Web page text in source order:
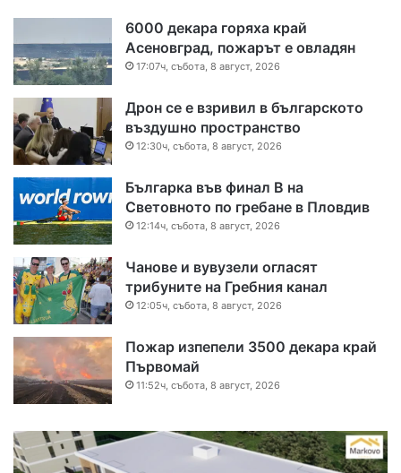
6000 декара горяха край
Асеновград, пожарът е овладян
17:07ч, събота, 8 август, 2026
Дрон се е взривил в българското
въздушно пространство
12:30ч, събота, 8 август, 2026
Българка във финал B на
Световното по гребане в Пловдив
12:14ч, събота, 8 август, 2026
Чанове и вувузели огласят
трибуните на Гребния канал
12:05ч, събота, 8 август, 2026
Пожар изпепели 3500 декара край
Първомай
11:52ч, събота, 8 август, 2026